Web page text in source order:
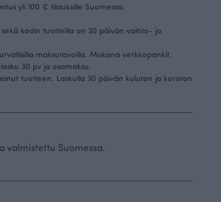
yli 100 € tilauksille Suomessa.
kodin tuotteilla on 30 päivän vaihto- ja
maksutavoilla. Mukana verkkopankit,
30 pv ja osamaksu.
tuotteen. Laskulla 30 päivän kuluton ja koroton
valmistettu Suomessa.